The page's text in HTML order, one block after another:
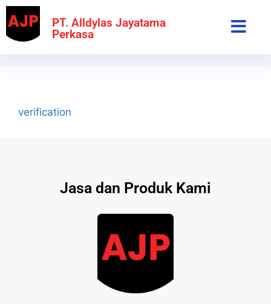
PT. Alldylas Jayatama
Perkasa
verification
Jasa dan Produk Kami